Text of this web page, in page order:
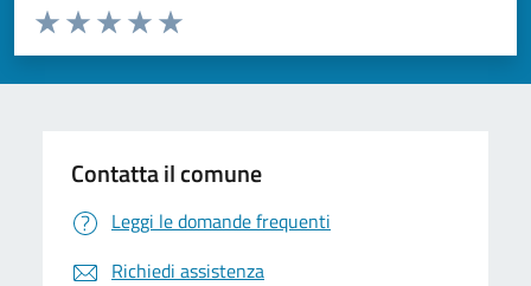
Valuta da 1 a 5 stelle la pagina
Valuta 5 stelle su 5
Valuta 4 stelle su 5
Valuta 3 stelle su 5
Valuta 2 stelle su 5
Valuta 1 stelle su 5
Contatta il comune
Leggi le domande frequenti
Richiedi assistenza